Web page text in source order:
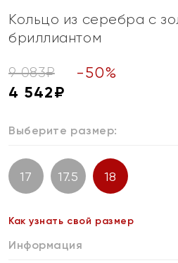
Кольцо из серебра с
бриллиантом
9 083₽ -50%
4 542₽
Выберите размер:
17 17.5 18
Как узнать свой размер
Информация